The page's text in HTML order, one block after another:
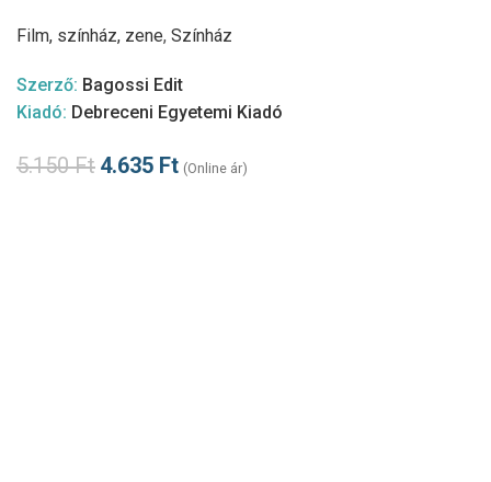
Film, színház, zene, Színház
Szerző: Bagossi Edit
Kiadó: Debreceni Egyetemi Kiadó
5.150Ft 4.635 Ft (Online ár)